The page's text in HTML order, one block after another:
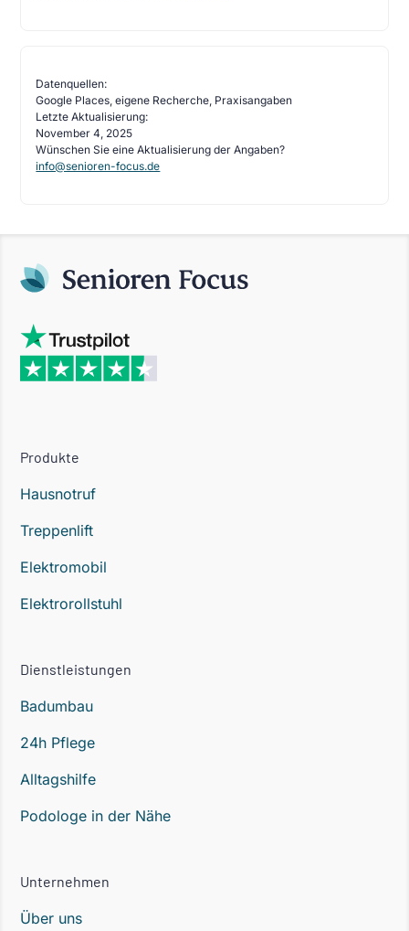
Datenquellen:
Google Places, eigene Recherche, Praxisangaben
Letzte Aktualisierung:
November 4, 2025
Wünschen Sie eine Aktualisierung der Angaben?
info@senioren-focus.de
Produkte
Hausnotruf
Treppenlift
Elektromobil
Elektrorollstuhl
Dienstleistungen
Badumbau
24h Pflege
Alltagshilfe
Podologe in der Nähe
Unternehmen
Über uns